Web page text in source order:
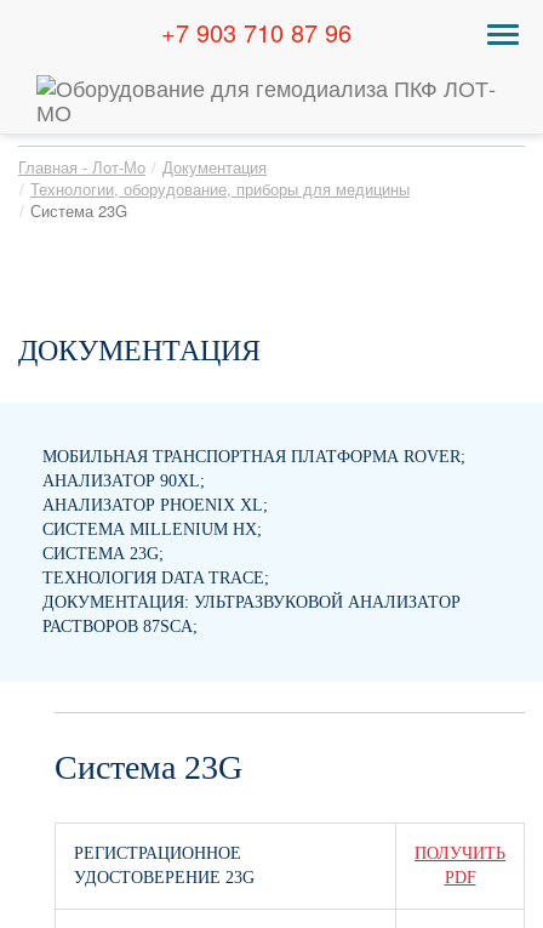
+7 903 710 87 96
Главная - Лот-Мо
Документация
Технологии, оборудование, приборы для медицины
Система 23G
ДОКУМЕНТАЦИЯ
МОБИЛЬНАЯ ТРАНСПОРТНАЯ ПЛАТФОРМА ROVER;
АНАЛИЗАТОР 90XL;
АНАЛИЗАТОР PHOENIX XL;
СИСТЕМА MILLENIUM HX;
СИСТЕМА 23G;
ТЕХНОЛОГИЯ DATA TRACE;
ДОКУМЕНТАЦИЯ: УЛЬТРАЗВУКОВОЙ АНАЛИЗАТОР
РАСТВОРОВ 87SCA;
Система 23G
РЕГИСТРАЦИОННОЕ
УДОСТОВЕРЕНИЕ 23G
ПОЛУЧИТЬ
PDF